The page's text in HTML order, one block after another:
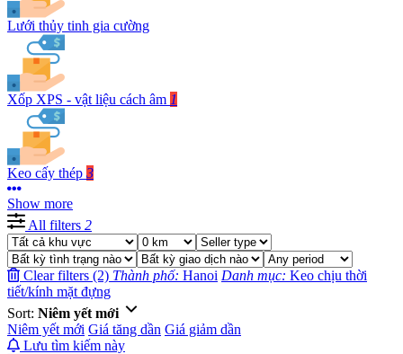
Lưới thủy tinh gia cường
Xốp XPS - vật liệu cách âm 1
Keo cấy thép 3
Show more
All filters 2
Clear filters (2) Thành phố: Hanoi Danh mục: Keo chịu thời
tiết/kính mặt đựng
Sort: Niêm yết mới
Niêm yết mới Giá tăng dần Giá giảm dần
Lưu tìm kiếm này